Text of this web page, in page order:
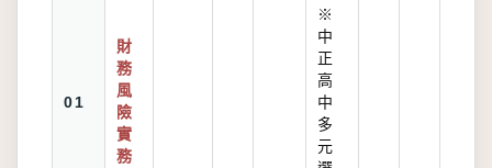
01
財
務
風
險
實
務
※
中
正
高
中
多
元